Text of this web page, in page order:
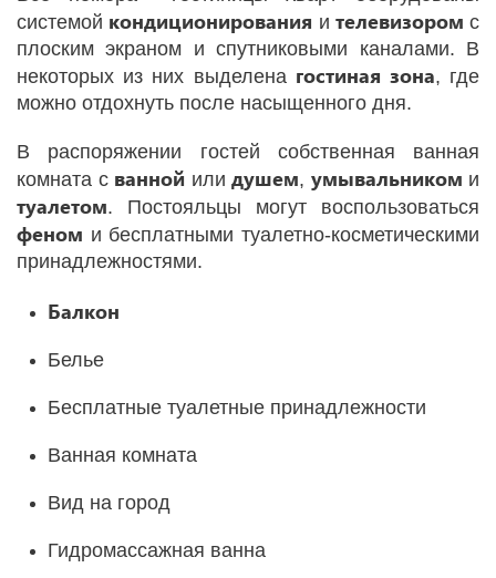
системой кондиционирования и телевизором с
плоским экраном и спутниковыми каналами. В
некоторых из них выделена гостиная зона, где
можно отдохнуть после насыщенного дня.
В распоряжении гостей собственная ванная
комната с ванной или душем, умывальником и
туалетом. Постояльцы могут воспользоваться
феном и бесплатными туалетно-косметическими
принадлежностями.
Балкон
Белье
Бесплатные туалетные принадлежности
Ванная комната
Вид на город
Гидромассажная ванна